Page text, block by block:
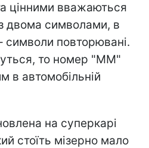
цінними вважаються
двома символами, в
символи повторювані.
то номер "ММ"
в автомобільній
на суперкарі
стоїть мізерно мало